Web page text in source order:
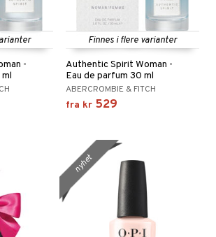
-
Finnes i flere varianter
Authentic Spirit Woman -
Eau de parfum 30 ml
ABERCROMBIE & FITCH
fra kr 529
nyhet